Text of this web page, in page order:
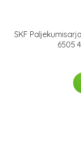
SKF
6505